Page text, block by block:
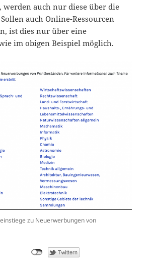
werden auch nur diese über die
auch Online-Ressourcen
ist dies nur über eine
im obigen Beispiel möglich.
zu Neuerwerbungen von